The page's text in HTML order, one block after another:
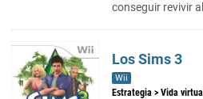
conseguir revivir
Los Sims 3
Wii
Estrategia > Vida virtual